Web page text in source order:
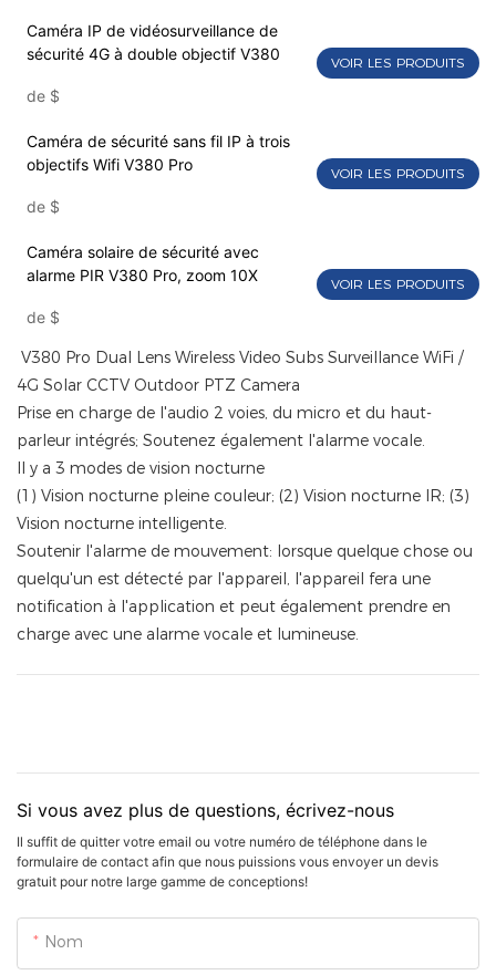
Caméra IP de vidéosurveillance de
sécurité 4G à double objectif V380
de $
VOIR LES PRODUITS
Caméra de sécurité sans fil IP à trois
objectifs Wifi V380 Pro
de $
VOIR LES PRODUITS
Caméra solaire de sécurité avec
alarme PIR V380 Pro, zoom 10X
de $
VOIR LES PRODUITS
V380 Pro Dual Lens Wireless Video Subs Surveillance WiFi /
4G Solar CCTV Outdoor PTZ Camera
Prise en charge de l'audio 2 voies, du micro et du haut-
parleur intégrés; Soutenez également l'alarme vocale.
Il y a 3 modes de vision nocturne
(1) Vision nocturne pleine couleur; (2) Vision nocturne IR; (3)
Vision nocturne intelligente.
Soutenir l'alarme de mouvement: lorsque quelque chose ou
quelqu'un est détecté par l'appareil, l'appareil fera une
notification à l'application et peut également prendre en
charge avec une alarme vocale et lumineuse.
Si vous avez plus de questions, écrivez-nous
Il suffit de quitter votre email ou votre numéro de téléphone dans le
formulaire de contact afin que nous puissions vous envoyer un devis
gratuit pour notre large gamme de conceptions!
Nom